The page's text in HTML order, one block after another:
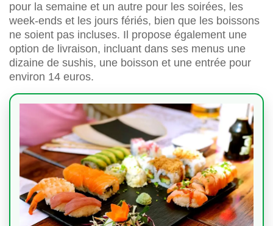
pour la semaine et un autre pour les soirées, les
week-ends et les jours fériés, bien que les boissons
ne soient pas incluses. Il propose également une
option de livraison, incluant dans ses menus une
dizaine de sushis, une boisson et une entrée pour
environ 14 euros.